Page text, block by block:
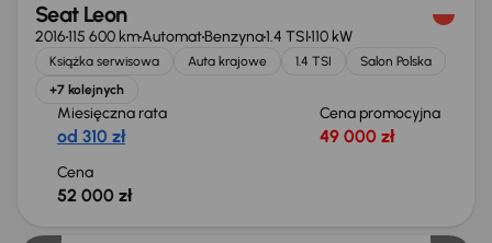
Seat Leon
2016115 600 kmAutomatBenzyna1.4 TSI110 kW
Książka serwisowa Auta krajowe 1.4 TSI
Salon Polska
+7 kolejnych
Miesięczna rata
od 310 zł
Cena promocyjna
49 000 zł
Cena
52 000 zł
Taniej o 1 000 zł